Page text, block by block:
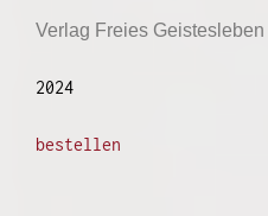
Verlag Freies Geistesleben
2024
bestellen